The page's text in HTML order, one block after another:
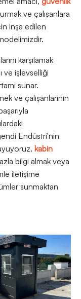
ve çalışanlara
inşa edilen
karşılamak
ve işlevselliği
sunar.
ve çalışanlarının
Endüstri'nin
kabin
bilgi almak veya
iletişime
sunmaktan